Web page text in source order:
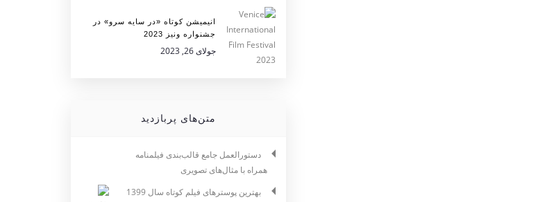
انیمیشن کوتاه «در سایه سرو» در
جشنواره ونیز 2023
جولای 26, 2023
متن‌های پربازدید
دستورالعمل جامع قالب‌بندی فیلمنامه
همراه با مثال‌های تصویری
بهترین پوسترهای فیلم کوتاه سال 1399